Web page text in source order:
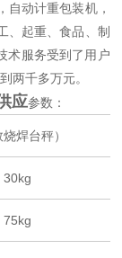
自动计重包装机，
、起重、食品、制
术服务受到了用户
两千多万元。
应参数：
焊台秤）
30kg
75kg